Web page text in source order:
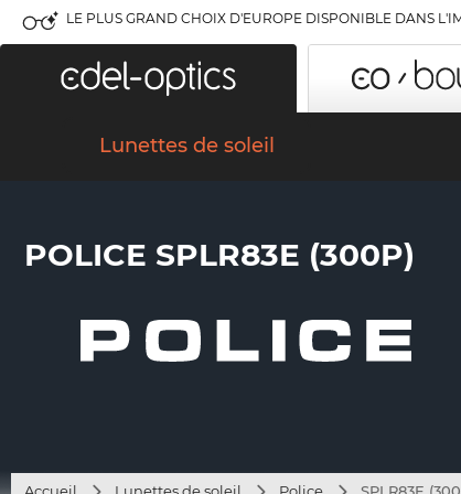
LE PLUS GRAND CHOIX D'EUROPE DISPONIBLE DANS
Lunettes de soleil
POLICE SPLR83E (300P)